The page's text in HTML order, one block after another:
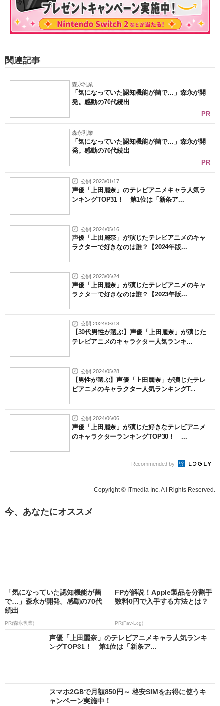
関連記事
森永乳業
「気になっていた認知機能が菌で…」森永が開
発。感動の70代続出
PR
森永乳業
「気になっていた認知機能が菌で…」森永が開
発。感動の70代続出
PR
公開 2023/01/17
声優「上田麗奈」のテレビアニメキャラ人気ラ
ンキングTOP31！ 第1位は「新条ア...
公開 2024/05/16
声優「上田麗奈」が演じたテレビアニメのキャ
ラクターで好きなのは誰？【2024年版...
公開 2023/06/24
声優「上田麗奈」が演じたテレビアニメのキャ
ラクターで好きなのは誰？【2023年版...
公開 2024/06/13
【30代男性が選ぶ】声優「上田麗奈」が演じた
テレビアニメのキャラクター人気ランキ...
公開 2024/05/28
【男性が選ぶ】声優「上田麗奈」が演じたテレ
ビアニメのキャラクター人気ランキングT...
公開 2024/06/06
声優「上田麗奈」が演じた好きなテレビアニメ
のキャラクターランキングTOP30！ ...
Recommended by
Copyright © ITmedia Inc. All Rights Reserved.
今、あなたにオススメ
「気になっていた認知機能が菌
で…」森永が開発。感動の70代
続出
PR(森永乳業)
FPが解説！Apple製品を分割手
数料0円で入手する方法とは？
PR(Fav-Log)
声優「上田麗奈」のテレビアニメキャラ人気ランキ
ングTOP31！ 第1位は「新条ア...
スマホ2GBで月額850円～ 格安SIMをお得に使うキ
ャンペーン実施中！